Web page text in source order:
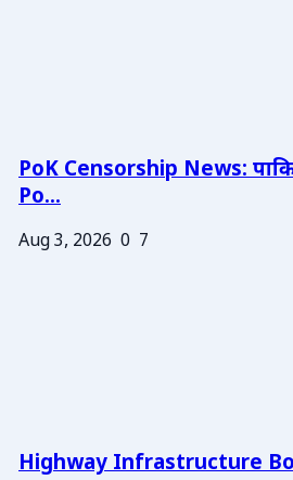
PoK Censorship News:
Po...
Aug 3, 2026 0 7
Highway Infrastructure